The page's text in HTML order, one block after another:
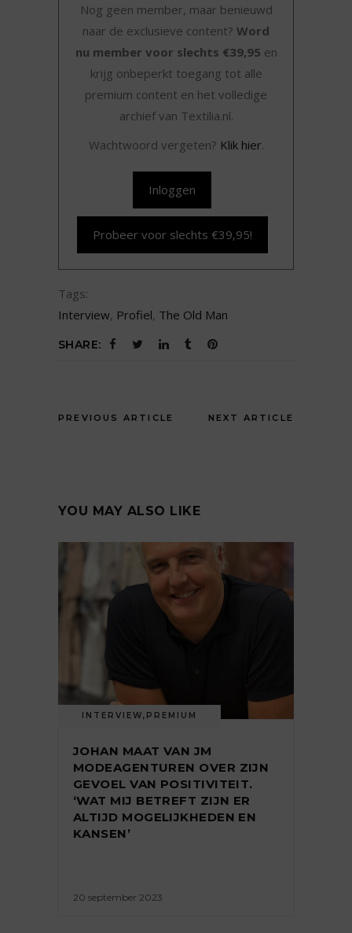
Nog geen member, maar benieuwd
naar de exclusieve content? Word
nu member voor slechts €39,95 en
krijg onbeperkt toegang tot alle
premium content en het volledige
archief van Textilia.nl.
Wachtwoord vergeten? Klik hier.
Inloggen
Probeer voor slechts €39,95!
Tags:
Interview, Profiel, The Old Man
SHARE:
PREVIOUS ARTICLE NEXT ARTICLE
YOU MAY ALSO LIKE
INTERVIEW, PREMIUM
JOHAN MAAT VAN JM
MODEAGENTUREN OVER ZIJN
GEVOEL VAN POSITIVITEIT.
‘WAT MIJ BETREFT ZIJN ER
ALTIJD MOGELIJKHEDEN EN
KANSEN’
20 september 2023